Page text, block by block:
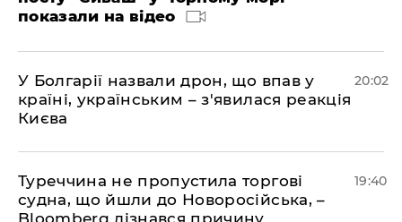
показали на відео
У Болгарії назвали дрон, що впав у
країні, українським – з'явилася реакція
Києва
20:02
Туреччина не пропустила торгові
судна, що йшли до Новоросійська, –
19:40